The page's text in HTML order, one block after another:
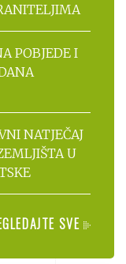
POBJEDE I
NATJEČAJ
U
SVE